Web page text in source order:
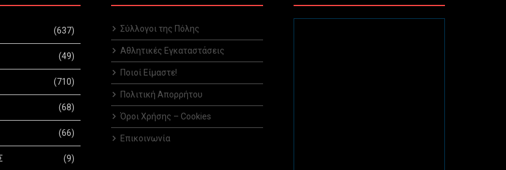
(637)
(49)
(710)
(68)
(66)
(9)
Σύλλογοι της Πόλης
Αθλητικές Εγκαταστάσεις
Ποιοί Είμαστε!
Πολιτική Απορρήτου
Όροι Χρήσης – Cookies
Επικοινωνία